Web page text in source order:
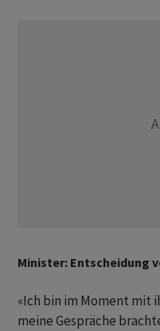
Minister: Entscheidung
«Ich bin im Moment mit
meine Gespräche